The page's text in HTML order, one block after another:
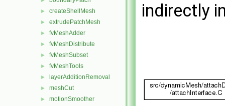
► createShellMesh
► extrudePatchMesh
► fvMeshAdder
► fvMeshDistribute
► fvMeshSubset
► fvMeshTools
► layerAdditionRemoval
► meshCut
► motionSmoother
indirectly